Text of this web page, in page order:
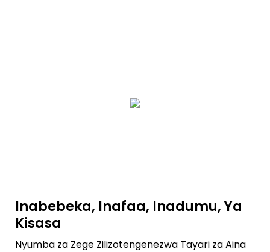
Inabebeka, Inafaa, Inadumu, Ya
Kisasa
Nyumba za Zege Zilizotengenezwa Tayari za Aina